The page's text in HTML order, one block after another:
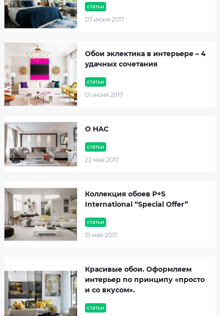
статьи
07 июня 2017
статьи
01 июня 2017
Обои эклектика в интерьере – 4
удачных сочетания
статьи
22 мая 2017
О НАС
статьи
15 мая 2017
Коллекция обоев P+S
International “Special Offer”
статьи
Красивые обои. Оформляем
интерьер по принципу «просто
и со вкусом».